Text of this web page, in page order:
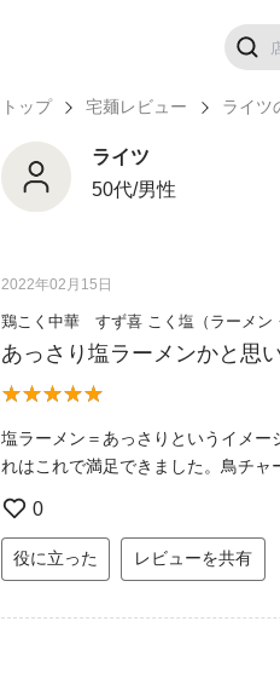
トップ 宅麺レビュー ライツ
ライツ
50代/男性
2022年02月15日
鶏こく中華 すず喜 こく塩（ラーメン
あっさり塩ラーメンかと思
塩ラーメン＝あっさりというイメ
れはこれで満足できました。鳥チャ
0
役に立った レビューを共有